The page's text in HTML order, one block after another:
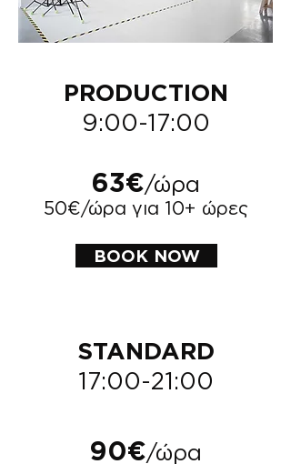
9:00-17:00
PRODUCTION
63€/ώρα
50€/ώρα για 10+ ώρες
BOOK NOW
17:00-21:00
STANDARD
90€/ώρα